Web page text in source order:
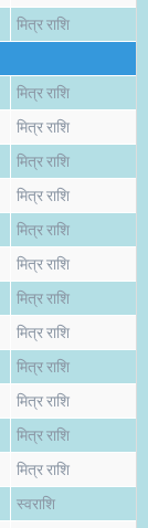
मित्र राशि
मित्र राशि
मित्र राशि
मित्र राशि
मित्र राशि
मित्र राशि
मित्र राशि
मित्र राशि
मित्र राशि
मित्र राशि
मित्र राशि
मित्र राशि
मित्र राशि
स्वराशि